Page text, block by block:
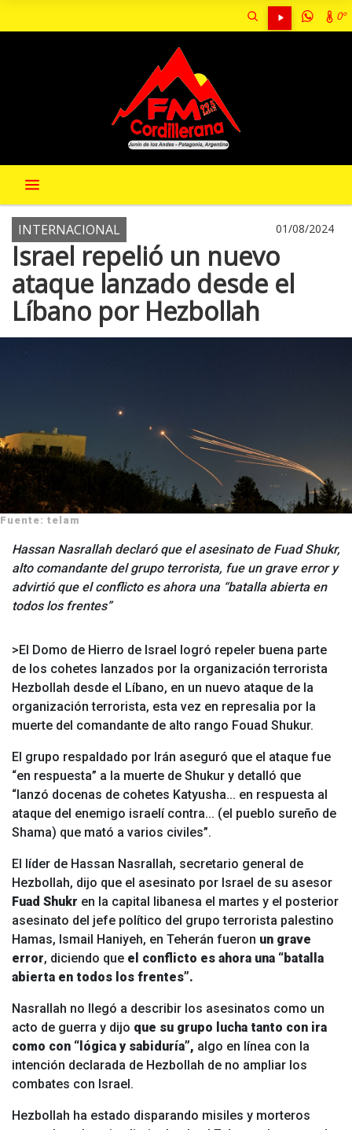
0º
INTERNACIONAL 01/08/2024
Israel repelió un nuevo
ataque lanzado desde el
Líbano por Hezbollah
Fuente: telam
Hassan Nasrallah declaró que el asesinato de Fuad Shukr,
alto comandante del grupo terrorista, fue un grave error y
advirtió que el conflicto es ahora una “batalla abierta en
todos los frentes”
>El Domo de Hierro de Israel logró repeler buena parte
de los cohetes lanzados por la organización terrorista
Hezbollah desde el Líbano, en un nuevo ataque de la
organización terrorista, esta vez en represalia por la
muerte del comandante de alto rango Fouad Shukur.
El grupo respaldado por Irán aseguró que el ataque fue
“en respuesta” a la muerte de Shukur y detalló que
“lanzó docenas de cohetes Katyusha... en respuesta al
ataque del enemigo israelí contra... (el pueblo sureño de
Shama) que mató a varios civiles”.
El líder de Hassan Nasrallah, secretario general de
Hezbollah, dijo que el asesinato por Israel de su asesor
Fuad Shukr en la capital libanesa el martes y el posterior
asesinato del jefe político del grupo terrorista palestino
Hamas, Ismail Haniyeh, en Teherán fueron un grave
error, diciendo que el conflicto es ahora una “batalla
abierta en todos los frentes”.
Nasrallah no llegó a describir los asesinatos como un
acto de guerra y dijo que su grupo lucha tanto con ira
como con “lógica y sabiduría”, algo en línea con la
intención declarada de Hezbollah de no ampliar los
combates con Israel.
Hezbollah ha estado disparando misiles y morteros